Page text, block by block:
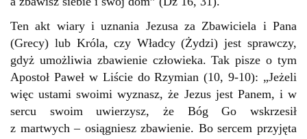
Ten akt wiary i uznania Jezusa za Zbawiciela i Pana
(Grecy) lub Króla, czy Władcy (Żydzi) jest sprawczy,
gdyż umożliwia zbawienie człowieka. Tak pisze o tym
Apostoł Paweł w Liście do Rzymian (10, 9-10): „Jeżeli
więc ustami swoimi wyznasz, że Jezus jest Panem, i w
sercu swoim uwierzysz, że Bóg Go wskrzesił
z martwych – osiągniesz zbawienie. Bo sercem przyjęta